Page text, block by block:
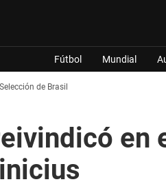
Fútbol Mundial
Selección de Brasil
en